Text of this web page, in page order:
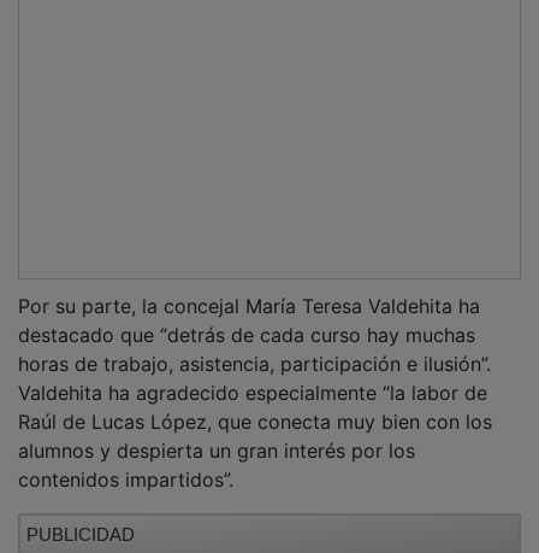
destacado que “detrás de cada curso hay muchas
horas de trabajo, asistencia, participación e ilusión”.
Valdehita ha agradecido especialmente “la labor de
Raúl de Lucas López, que conecta muy bien con los
alumnos y despierta un gran interés por los
contenidos impartidos”.